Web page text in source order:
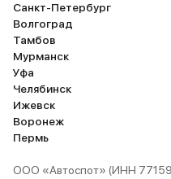
Санкт-Петербург
Волгоград
Тамбов
Мурманск
Уфа
Челябинск
Ижевск
Воронеж
Пермь
ООО «Автоспот» (ИНН